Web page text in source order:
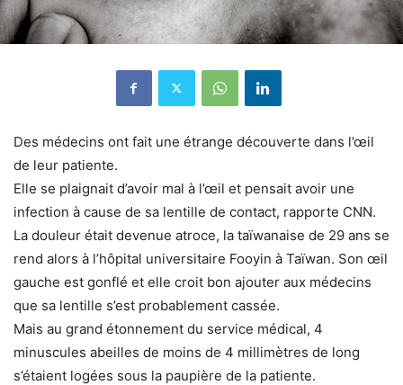
Des médecins ont fait une étrange découverte dans l’œil
de leur patiente.
Elle se plaignait d’avoir mal à l’œil et pensait avoir une
infection à cause de sa lentille de contact, rapporte CNN.
La douleur était devenue atroce, la taïwanaise de 29 ans se
rend alors à l’hôpital universitaire Fooyin à Taïwan. Son œil
gauche est gonflé et elle croit bon ajouter aux médecins
que sa lentille s’est probablement cassée.
Mais au grand étonnement du service médical, 4
minuscules abeilles de moins de 4 millimètres de long
s’étaient logées sous la paupière de la patiente.